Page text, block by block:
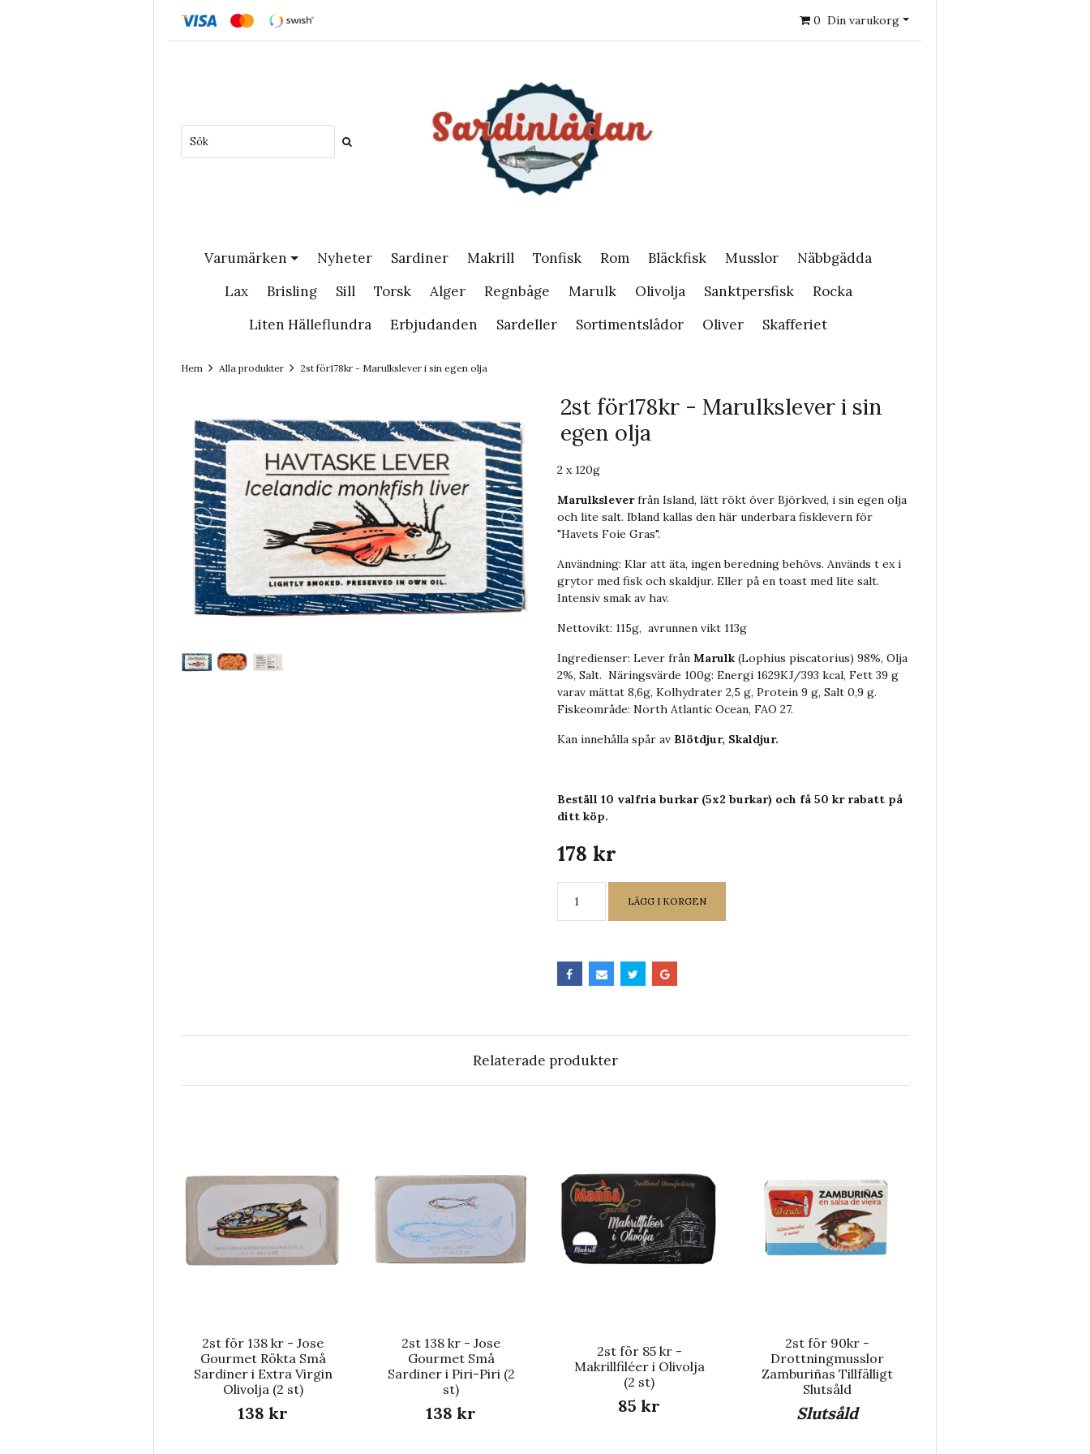
0 Din varukorg
Varumärken Nyheter Sardiner Makrill Tonfisk Rom Bläckfisk Musslor
Näbbgädda
Lax
Brisling Sill Torsk Alger Regnbåge Marulk Olivolja Sanktpersfisk
Rocka
Liten Hälleflundra
Erbjudanden Sardeller Sortimentslådor Oliver Skafferiet
Hem Alla produkter 2st för178kr - Marulkslever i sin egen olja
2st för178kr - Marulkslever i sin
egen olja
2 x 120g
Marulksleverfrån Island, lätt rökt över Björkved, i sin egen olja
och lite salt. Ibland kallas den här underbara fisklevern för
"Havets Foie Gras".
Användning: Klar att äta, ingen beredning behövs. Används t ex i
grytor med fisk och skaldjur. Eller på en toast med lite salt.
Intensiv smak av hav.
Nettovikt: 115g, avrunnen vikt 113g
Ingredienser: Lever från Marulk (Lophius piscatorius) 98%, Olja
2%, Salt. Näringsvärde 100g: Energi 1629KJ/393 kcal, Fett 39 g
varav mättat 8,6g, Kolhydrater 2,5 g, Protein 9 g, Salt 0,9 g.
Fiskeområde: North Atlantic Ocean, FAO 27.
Kan innehålla spår av Blötdjur, Skaldjur.
Beställ 10 valfria burkar (5x2 burkar) och få 50 kr rabatt på
ditt köp.
178 kr
LÄGG I KORGEN
Relaterade produkter
2st för 138 kr - Jose
Gourmet Rökta Små
Sardiner i Extra Virgin
Olivolja (2 st)
138 kr
2st 138 kr - Jose
Gourmet Små
Sardiner i Piri-Piri (2
st)
138 kr
2st för 85 kr -
Makrillfiléer i Olivolja
(2 st)
85 kr
2st för 90kr -
Drottningmusslor
Zamburiñas Tillfälligt
Slutsåld
Slutsåld